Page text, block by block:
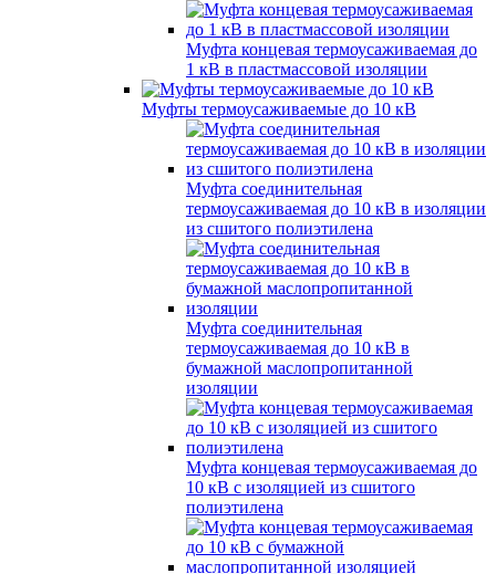
Муфта концевая термоусаживаемая до
1 кВ в пластмассовой изоляции
Муфты термоусаживаемые до 10 кВ
Муфта соединительная
термоусаживаемая до 10 кВ в изоляции
из сшитого полиэтилена
Муфта соединительная
термоусаживаемая до 10 кВ в
бумажной маслопропитанной
изоляции
Муфта концевая термоусаживаемая до
10 кВ с изоляцией из сшитого
полиэтилена